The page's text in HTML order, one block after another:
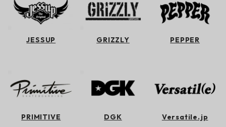
JESSUP GRIZZLY PEPPER
PRIMITIVE DGK Versatile.jp